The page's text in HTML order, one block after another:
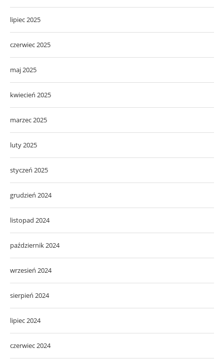
lipiec 2025
czerwiec 2025
maj 2025
kwiecień 2025
marzec 2025
luty 2025
styczeń 2025
grudzień 2024
listopad 2024
październik 2024
wrzesień 2024
sierpień 2024
lipiec 2024
czerwiec 2024